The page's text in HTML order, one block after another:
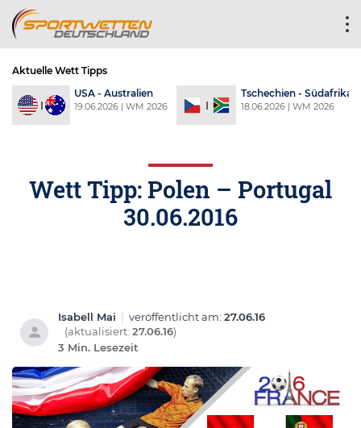
Aktuelle Wett Tipps
USA - Australien
19.06.2026 | WM 2026
Tschechien - Südafrika
18.06.2026 | WM 2026
Wett Tipp: Polen – Portugal
30.06.2016
Isabell Mai | veröffentlicht am: 27.06.16
(aktualisiert: 27.06.16)
3 Min. Lesezeit